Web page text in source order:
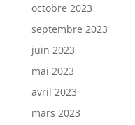
octobre 2023
septembre 2023
juin 2023
mai 2023
avril 2023
mars 2023